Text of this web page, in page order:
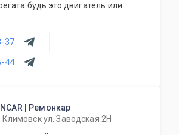
будь это двигатель или
37
44
| Ремонкар
Климовск ул. Заводская 2Н